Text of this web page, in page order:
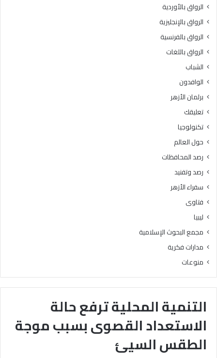
التنمية المحلية ترفع حالة
الاستعداد القصوى بسبب موجة
الطقس السيئ
الرواق بالأوردية
الرواق بالإنجليزية
الرواق بالفرنسية
الرواق باللغات
الشباب
الوافدون
برلمان الأزهر
تعليقك
تكنولوجيا
حول العالم
رصد المحافظات
رصد وتفنيد
سفراء الأزهر
فتاوى
ليبيا
مجمع البحوث الإسلامية
مدارات فكرية
منوعات